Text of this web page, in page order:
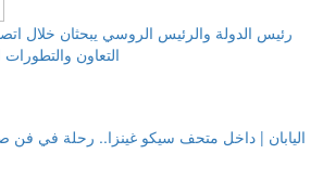
رئيس الدولة والرئيس الروسي يبحثان خلال
التعاون والتطورات